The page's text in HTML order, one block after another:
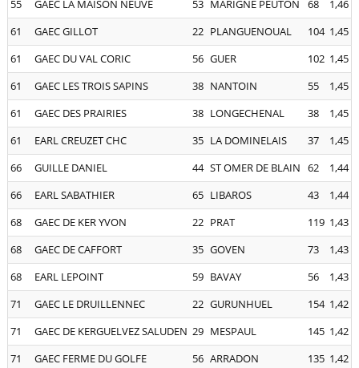
55 GAEC LA MAISON NEUVE 53 MARIGNE PEUTON 68
1,46
61
GAEC GILLOT 22 PLANGUENOUAL 104 1,45
61
GAEC DU VAL CORIC 56 GUER 102 1,45
61
GAEC LES TROIS SAPINS 38 NANTOIN 55
1,45
61
GAEC DES PRAIRIES 38 LONGECHENAL 38
1,45
61
EARL CREUZET CHC 35 LA DOMINELAIS 37
1,45
66
GUILLE DANIEL 44 ST OMER DE BLAIN 62
1,44
66
EARL SABATHIER 65 LIBAROS 43
1,44
68
GAEC DE KER YVON 22 PRAT 119 1,43
68
GAEC DE CAFFORT 35 GOVEN 73
1,43
68
EARL LEPOINT 59 BAVAY 56
1,43
71
GAEC LE DRUILLENNEC 22 GURUNHUEL 154 1,42
71
GAEC DE KERGUELVEZ SALUDEN 29 MESPAUL 145 1,42
71
GAEC FERME DU GOLFE 56 ARRADON 135 1,42